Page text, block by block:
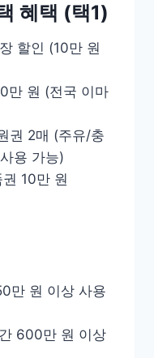
혜택 (택1)
할인 (10만 원
만 원 (전국 이마
권 2매 (주유/충
용 가능)
10만 원
만 원 이상 사용
600만 원 이상